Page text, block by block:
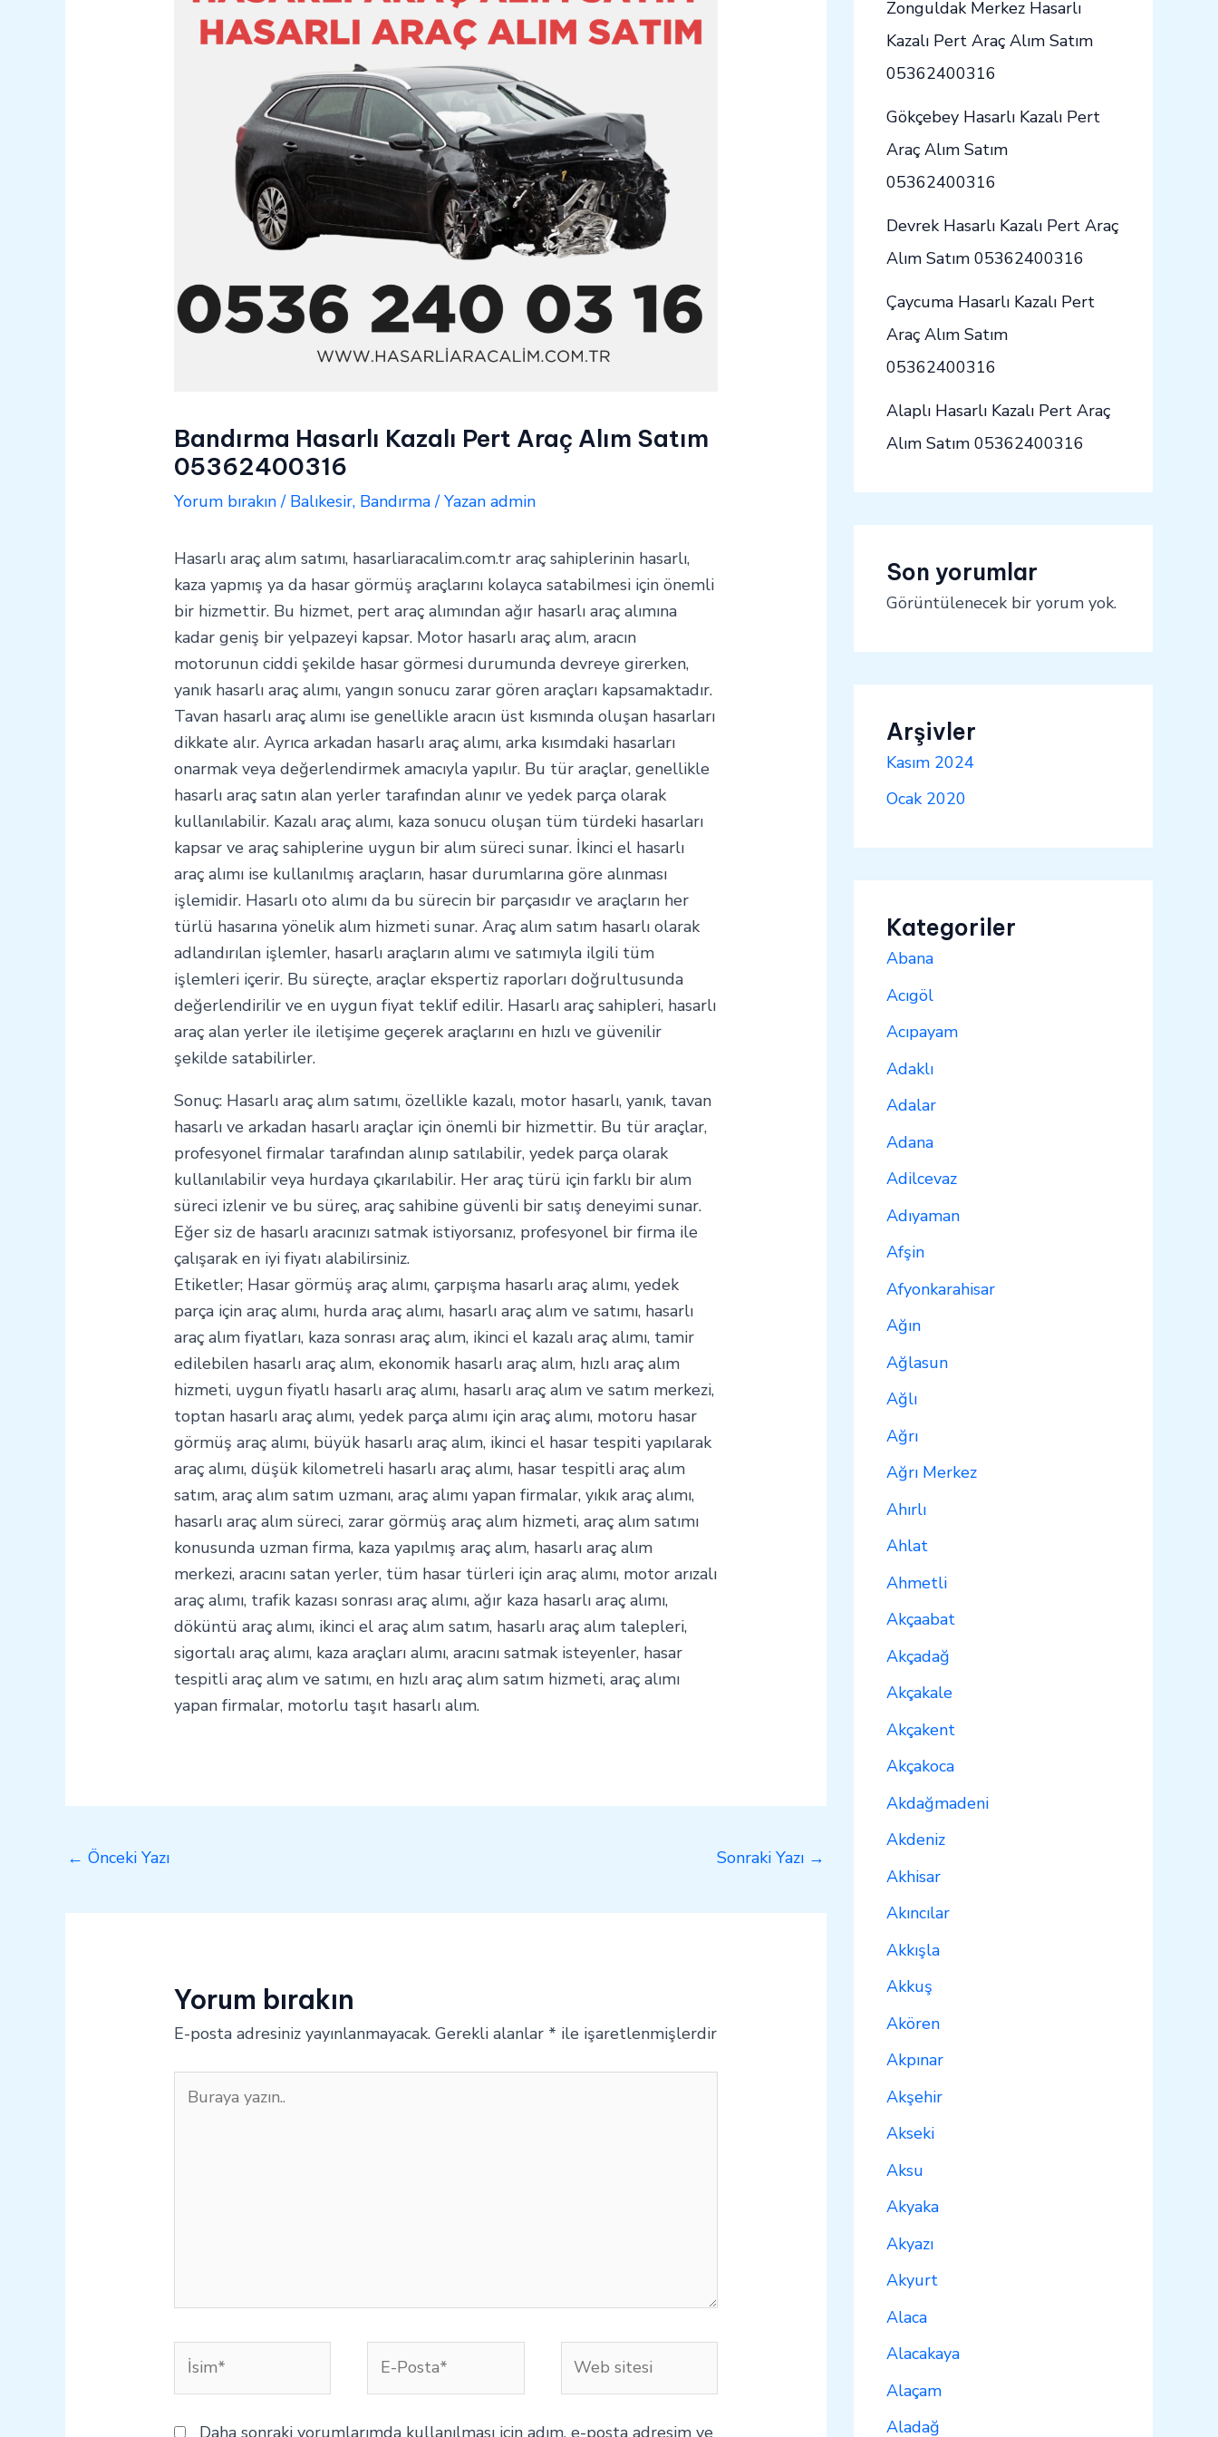
Bandırma Hasarlı Kazalı Pert Araç Alım Satım
05362400316
Yorum bırakın / Balıkesir, Bandırma / Yazan admin
Hasarlı araç alım satımı, hasarliaracalim.com.tr araç sahiplerinin hasarlı,
kaza yapmış ya da hasar görmüş araçlarını kolayca satabilmesi için önemli
bir hizmettir. Bu hizmet, pert araç alımından ağır hasarlı araç alımına
kadar geniş bir yelpazeyi kapsar. Motor hasarlı araç alım, aracın
motorunun ciddi şekilde hasar görmesi durumunda devreye girerken,
yanık hasarlı araç alımı, yangın sonucu zarar gören araçları kapsamaktadır.
Tavan hasarlı araç alımı ise genellikle aracın üst kısmında oluşan hasarları
dikkate alır. Ayrıca arkadan hasarlı araç alımı, arka kısımdaki hasarları
onarmak veya değerlendirmek amacıyla yapılır. Bu tür araçlar, genellikle
hasarlı araç satın alan yerler tarafından alınır ve yedek parça olarak
kullanılabilir. Kazalı araç alımı, kaza sonucu oluşan tüm türdeki hasarları
kapsar ve araç sahiplerine uygun bir alım süreci sunar. İkinci el hasarlı
araç alımı ise kullanılmış araçların, hasar durumlarına göre alınması
işlemidir. Hasarlı oto alımı da bu sürecin bir parçasıdır ve araçların her
türlü hasarına yönelik alım hizmeti sunar. Araç alım satım hasarlı olarak
adlandırılan işlemler, hasarlı araçların alımı ve satımıyla ilgili tüm
işlemleri içerir. Bu süreçte, araçlar ekspertiz raporları doğrultusunda
değerlendirilir ve en uygun fiyat teklif edilir. Hasarlı araç sahipleri, hasarlı
araç alan yerler ile iletişime geçerek araçlarını en hızlı ve güvenilir
şekilde satabilirler.
Sonuç: Hasarlı araç alım satımı, özellikle kazalı, motor hasarlı, yanık, tavan
hasarlı ve arkadan hasarlı araçlar için önemli bir hizmettir. Bu tür araçlar,
profesyonel firmalar tarafından alınıp satılabilir, yedek parça olarak
kullanılabilir veya hurdaya çıkarılabilir. Her araç türü için farklı bir alım
süreci izlenir ve bu süreç, araç sahibine güvenli bir satış deneyimi sunar.
Eğer siz de hasarlı aracınızı satmak istiyorsanız, profesyonel bir firma ile
çalışarak en iyi fiyatı alabilirsiniz.
Etiketler; Hasar görmüş araç alımı, çarpışma hasarlı araç alımı, yedek
parça için araç alımı, hurda araç alımı, hasarlı araç alım ve satımı, hasarlı
araç alım fiyatları, kaza sonrası araç alım, ikinci el kazalı araç alımı, tamir
edilebilen hasarlı araç alım, ekonomik hasarlı araç alım, hızlı araç alım
hizmeti, uygun fiyatlı hasarlı araç alımı, hasarlı araç alım ve satım merkezi,
toptan hasarlı araç alımı, yedek parça alımı için araç alımı, motoru hasar
görmüş araç alımı, büyük hasarlı araç alım, ikinci el hasar tespiti yapılarak
araç alımı, düşük kilometreli hasarlı araç alımı, hasar tespitli araç alım
satım, araç alım satım uzmanı, araç alımı yapan firmalar, yıkık araç alımı,
hasarlı araç alım süreci, zarar görmüş araç alım hizmeti, araç alım satımı
konusunda uzman firma, kaza yapılmış araç alım, hasarlı araç alım
merkezi, aracını satan yerler, tüm hasar türleri için araç alımı, motor arızalı
araç alımı, trafik kazası sonrası araç alımı, ağır kaza hasarlı araç alımı,
döküntü araç alımı, ikinci el araç alım satım, hasarlı araç alım talepleri,
sigortalı araç alımı, kaza araçları alımı, aracını satmak isteyenler, hasar
tespitli araç alım ve satımı, en hızlı araç alım satım hizmeti, araç alımı
yapan firmalar, motorlu taşıt hasarlı alım.
← Önceki Yazı Sonraki Yazı →
Yorum bırakın
E-posta adresiniz yayınlanmayacak. Gerekli alanlar * ile işaretlenmişlerdir
yazın..
İsim*
Posta*
sitesi
Daha sonraki yorumlarımda kullanılması için adım, e-posta adresim ve
Zonguldak Merkez Hasarlı
Kazalı Pert Araç Alım Satım
05362400316
Gökçebey Hasarlı Kazalı Pert
Araç Alım Satım
05362400316
Devrek Hasarlı Kazalı Pert Araç
Alım Satım 05362400316
Çaycuma Hasarlı Kazalı Pert
Araç Alım Satım
05362400316
Alaplı Hasarlı Kazalı Pert Araç
Alım Satım 05362400316
Son yorumlar
Görüntülenecek bir yorum yok.
Arşivler
Kasım 2024
Ocak 2020
Kategoriler
Abana
Acıgöl
Acıpayam
Adaklı
Adalar
Adana
Adilcevaz
Adıyaman
Afşin
Afyonkarahisar
Ağın
Ağlasun
Ağlı
Ağrı
Ağrı Merkez
Ahırlı
Ahlat
Ahmetli
Akçaabat
Akçadağ
Akçakale
Akçakent
Akçakoca
Akdağmadeni
Akdeniz
Akhisar
Akıncılar
Akkışla
Akkuş
Akören
Akpınar
Akşehir
Akseki
Aksu
Akyaka
Akyazı
Akyurt
Alaca
Alacakaya
Alaçam
Aladağ